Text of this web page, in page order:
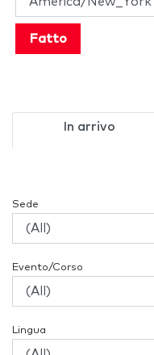
Fatto
In arrivo
Sede
Evento/Corso
Lingua